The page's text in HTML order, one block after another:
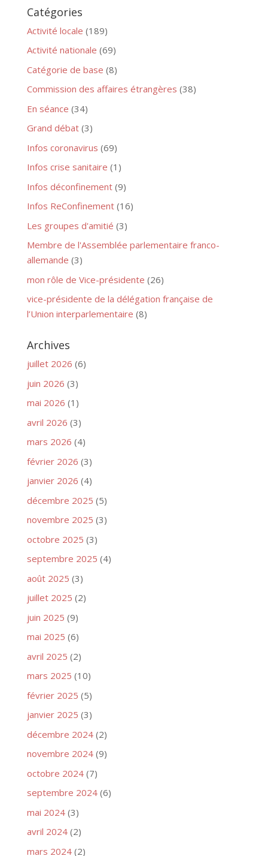
Catégories
Activité locale (189)
Activité nationale (69)
Catégorie de base (8)
Commission des affaires étrangères (38)
En séance (34)
Grand débat(3)
Infos coronavirus (69)
Infos crise sanitaire (1)
Infos déconfinement(9)
Infos ReConfinement(16)
Les groupes d'amitié (3)
Membre de l'Assemblée parlementaire franco-
allemande (3)
mon rôle de Vice-présidente (26)
vice-présidente de la délégation française de
l’Union interparlementaire (8)
Archives
juillet 2026 (6)
juin 2026 (3)
mai 2026 (1)
avril 2026 (3)
mars 2026 (4)
février 2026 (3)
janvier 2026 (4)
décembre 2025 (5)
novembre 2025 (3)
octobre 2025 (3)
septembre 2025 (4)
août 2025 (3)
juillet 2025 (2)
juin 2025 (9)
mai 2025 (6)
avril 2025 (2)
mars 2025 (10)
février 2025 (5)
janvier 2025 (3)
décembre 2024(2)
novembre 2024(9)
octobre 2024(7)
septembre 2024(6)
mai 2024(3)
avril 2024(2)
mars 2024(2)